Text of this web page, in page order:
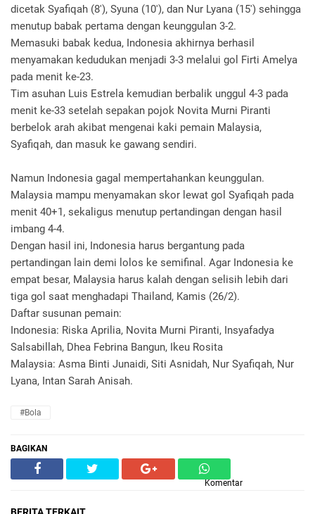
dicetak Syafiqah (8'), Syuna (10'), dan Nur Lyana (15') sehingga
menutup babak pertama dengan keunggulan 3-2.
Memasuki babak kedua, Indonesia akhirnya berhasil
menyamakan kedudukan menjadi 3-3 melalui gol Firti Amelya
pada menit ke-23.
Tim asuhan Luis Estrela kemudian berbalik unggul 4-3 pada
menit ke-33 setelah sepakan pojok Novita Murni Piranti
berbelok arah akibat mengenai kaki pemain Malaysia,
Syafiqah, dan masuk ke gawang sendiri.
Namun Indonesia gagal mempertahankan keunggulan.
Malaysia mampu menyamakan skor lewat gol Syafiqah pada
menit 40+1, sekaligus menutup pertandingan dengan hasil
imbang 4-4.
Dengan hasil ini, Indonesia harus bergantung pada
pertandingan lain demi lolos ke semifinal. Agar Indonesia ke
empat besar, Malaysia harus kalah dengan selisih lebih dari
tiga gol saat menghadapi Thailand, Kamis (26/2).
Daftar susunan pemain:
Indonesia: Riska Aprilia, Novita Murni Piranti, Insyafadya
Salsabillah, Dhea Febrina Bangun, Ikeu Rosita
Malaysia: Asma Binti Junaidi, Siti Asnidah, Nur Syafiqah, Nur
Lyana, Intan Sarah Anisah.
#Bola
BAGIKAN
Komentar